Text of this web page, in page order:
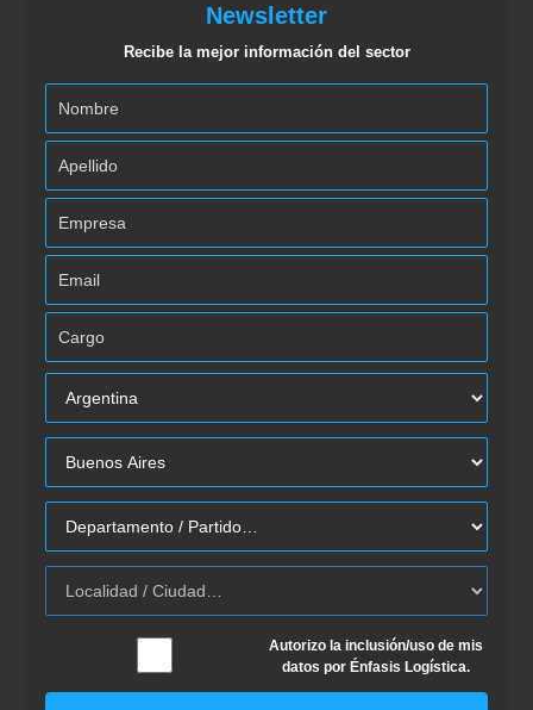
Newsletter
Recibe la mejor información del sector
Autorizo la inclusión/uso de mis
datos por Énfasis Logística.